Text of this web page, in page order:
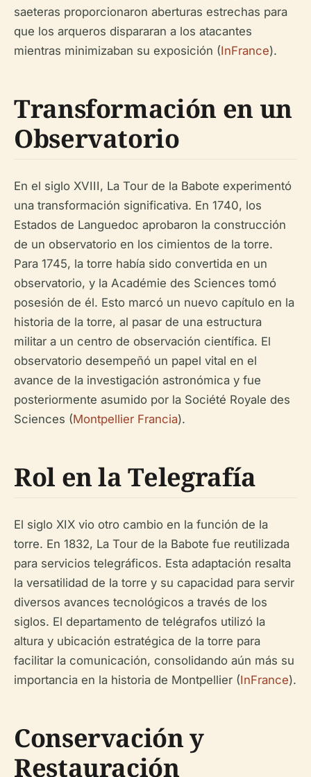
saeteras proporcionaron aberturas estrechas para
que los arqueros dispararan a los atacantes
mientras minimizaban su exposición (InFrance).
Transformación en un
Observatorio
En el siglo XVIII, La Tour de la Babote experimentó
una transformación significativa. En 1740, los
Estados de Languedoc aprobaron la construcción
de un observatorio en los cimientos de la torre.
Para 1745, la torre había sido convertida en un
observatorio, y la Académie des Sciences tomó
posesión de él. Esto marcó un nuevo capítulo en la
historia de la torre, al pasar de una estructura
militar a un centro de observación científica. El
observatorio desempeñó un papel vital en el
avance de la investigación astronómica y fue
posteriormente asumido por la Société Royale des
Sciences (Montpellier Francia).
Rol en la Telegrafía
El siglo XIX vio otro cambio en la función de la
torre. En 1832, La Tour de la Babote fue reutilizada
para servicios telegráficos. Esta adaptación resalta
la versatilidad de la torre y su capacidad para servir
diversos avances tecnológicos a través de los
siglos. El departamento de telégrafos utilizó la
altura y ubicación estratégica de la torre para
facilitar la comunicación, consolidando aún más su
importancia en la historia de Montpellier (InFrance).
Conservación y
Restauración